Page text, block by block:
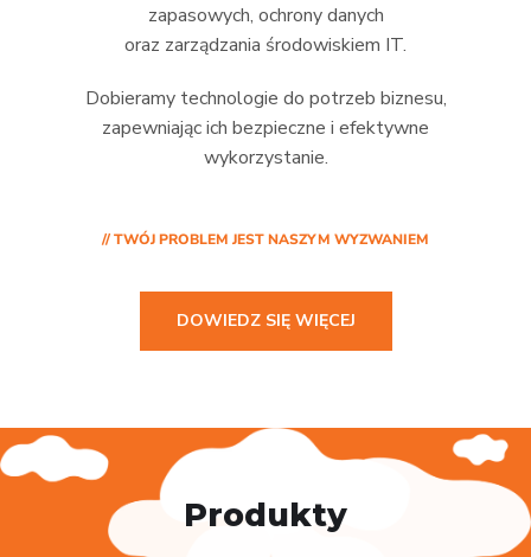
zapasowych, ochrony danych
oraz zarządzania środowiskiem IT.
Dobieramy technologie do potrzeb biznesu,
zapewniając ich bezpieczne i efektywne
wykorzystanie.
// TWÓJ PROBLEM JEST NASZYM WYZWANIEM
DOWIEDZ SIĘ WIĘCEJ
Produkty